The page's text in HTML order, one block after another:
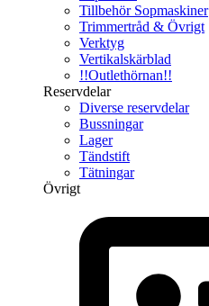
Tillbehör Sopmaskiner
Trimmertråd & Övrigt
Verktyg
Vertikalskärblad
!!Outlethörnan!!
Reservdelar
Diverse reservdelar
Bussningar
Lager
Tändstift
Tätningar
Övrigt